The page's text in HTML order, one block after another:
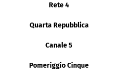
Rete 4
Quarta Repubblica
Canale 5
Pomeriggio Cinque